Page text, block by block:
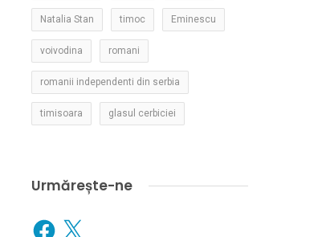
Natalia Stan timoc Eminescu
voivodina romani
romanii independenti din serbia
timisoara glasul cerbiciei
Urmărește-ne
Facebook
X